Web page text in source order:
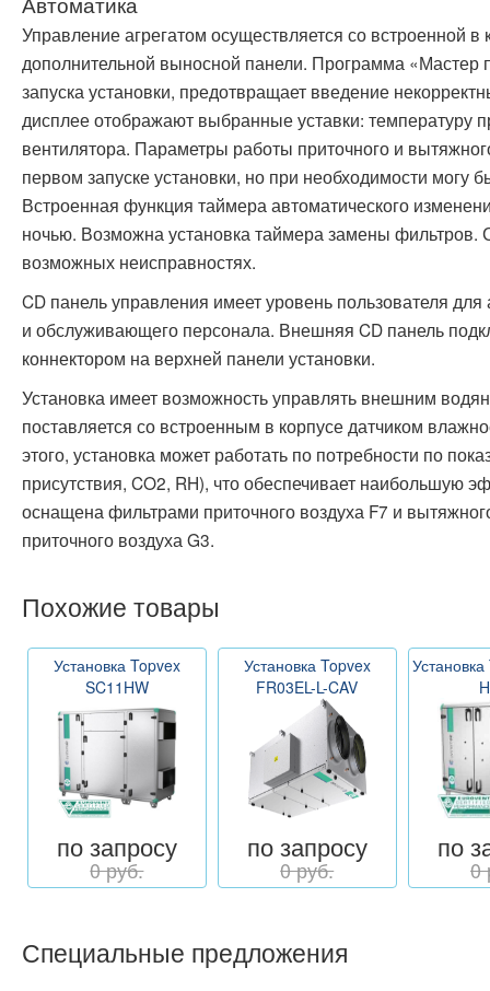
Управление агрегатом осуществляется со встроенной
дополнительной выносной панели. Программа «Мастер
запуска установки, предотвращает введение
дисплее отображают выбранные уставки: температуру
вентилятора. Параметры работы приточного и
первом запуске установки, но при необходимости могу
Встроенная функция таймера автоматического
ночью. Возможна установка таймера замены фильтров.
возможных неисправностях.
CD панель управления имеет уровень пользователя
и обслуживающего персонала. Внешняя CD панель
коннектором на верхней панели установки.
Установка имеет возможность управлять внешним
поставляется со встроенным в корпусе датчиком
этого, установка может работать по потребности по
присутствия, CO2, RH), что обеспечивает наибольшую
оснащена фильтрами приточного воздуха F7 и
приточного воздуха G3.
Похожие товары
Установка Topvex
SC11HW
по запросу
0 руб.
Установка Topvex
FR03EL-L-CAV
по запросу
0 руб.
по
0
Специальные предложения